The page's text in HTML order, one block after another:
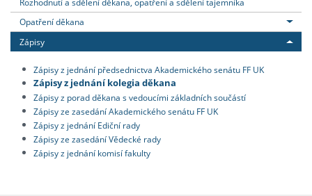
Opatření děkana
Zápisy
Zápisy z jednání předsednictva Akademického senátu FF UK
Zápisy z jednání kolegia děkana
Zápisy z porad děkana s vedoucími základních součástí
Zápisy ze zasedání Akademického senátu FF UK
Zápisy z jednání Ediční rady
Zápisy ze zasedání Vědecké rady
Zápisy z jednání komisí fakulty